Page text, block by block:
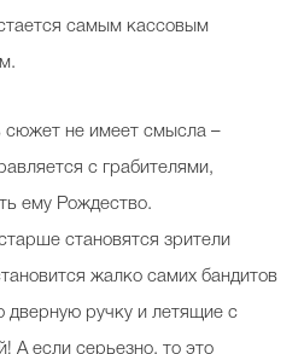
самым кассовым
сюжет не имеет смысла –
с грабителями,
ему Рождество.
становятся зрители
жалко самих бандитов
дверную ручку и летящие с
А если серьезно, то это